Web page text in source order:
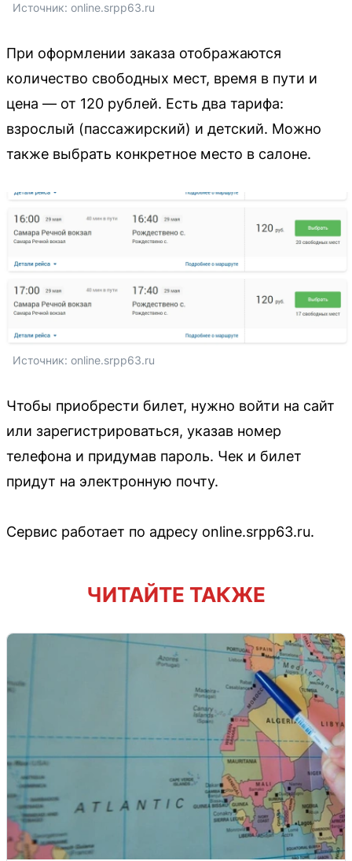
Источник: online.srpp63.ru
При оформлении заказа отображаются
количество свободных мест, время в пути и
цена — от 120 рублей. Есть два тарифа:
взрослый (пассажирский) и детский. Можно
также выбрать конкретное место в салоне.
Источник: online.srpp63.ru
Чтобы приобрести билет, нужно войти на сайт
или зарегистрироваться, указав номер
телефона и придумав пароль. Чек и билет
придут на электронную почту.
Сервис работает по адресу online.srpp63.ru.
ЧИТАЙТЕ ТАКЖЕ